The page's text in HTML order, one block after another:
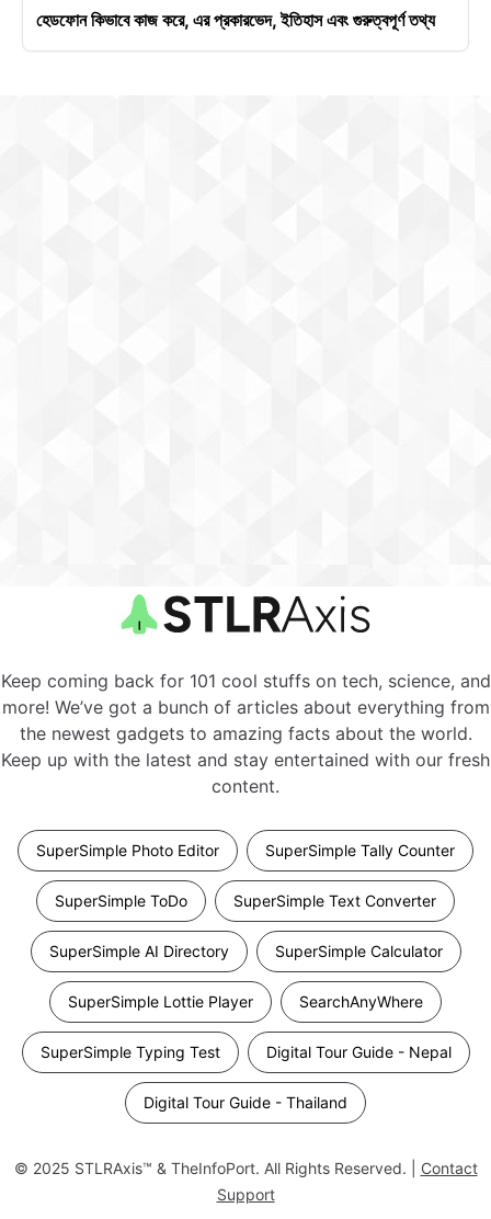
হেডফোন কিভাবে কাজ করে, এর প্রকারভেদ, ইতিহাস এবং গুরুত্বপূর্ণ তথ্য
Keep coming back for 101 cool stuffs on tech, science, and
more! We’ve got a bunch of articles about everything from
the newest gadgets to amazing facts about the world.
Keep up with the latest and stay entertained with our fresh
content.
SuperSimple Photo Editor SuperSimple Tally Counter
SuperSimple ToDo SuperSimple Text Converter
SuperSimple AI Directory SuperSimple Calculator
SuperSimple Lottie Player SearchAnyWhere
SuperSimple Typing Test Digital Tour Guide - Nepal
Digital Tour Guide - Thailand
© 2025 STLRAxis™ & TheInfoPort. All Rights Reserved. | Contact
Support